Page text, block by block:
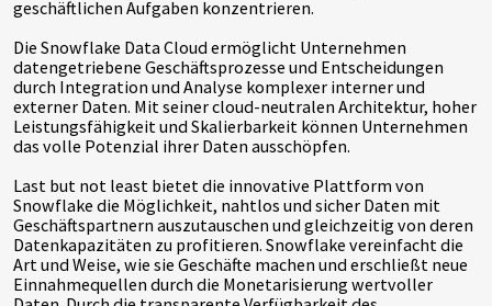
geschäftlichen Aufgaben konzentrieren.
Die Snowflake Data Cloud ermöglicht Unternehmen
datengetriebene Geschäftsprozesse und Entscheidungen
durch Integration und Analyse komplexer interner und
externer Daten. Mit seiner cloud-neutralen Architektur, hoher
Leistungsfähigkeit und Skalierbarkeit können Unternehmen
das volle Potenzial ihrer Daten ausschöpfen.
Last but not least bietet die innovative Plattform von
Snowflake die Möglichkeit, nahtlos und sicher Daten mit
Geschäftspartnern auszutauschen und gleichzeitig von deren
Datenkapazitäten zu profitieren. Snowflake vereinfacht die
Art und Weise, wie sie Geschäfte machen und erschließt neue
Einnahmequellen durch die Monetarisierung wertvoller